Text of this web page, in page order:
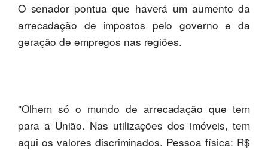
O senador pontua que haverá um aumento da
arrecadação de impostos pelo governo e da
geração de empregos nas regiões.
"Olhem só o mundo de arrecadação que tem
para a União. Nas utilizações dos imóveis, tem
aqui os valores discriminados. Pessoa física: R$